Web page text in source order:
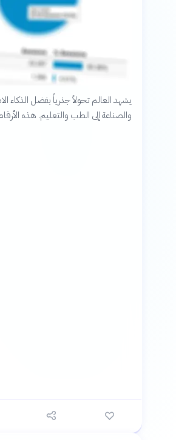
يشهد العالم تحولاً جذرياً بفضل الذكاء
والصناعة إلى الطب والتعليم. هذه